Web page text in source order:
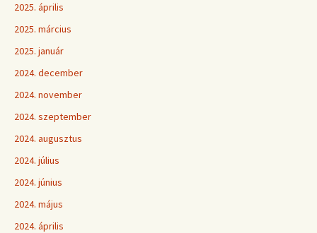
2025. április
2025. március
2025. január
2024. december
2024. november
2024. szeptember
2024. augusztus
2024. július
2024. június
2024. május
2024. április